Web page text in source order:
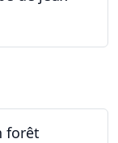
forêt